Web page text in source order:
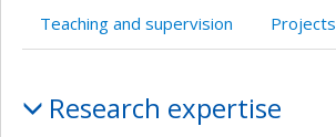
l’unité
de
Teaching and supervision Projects
Research expertise